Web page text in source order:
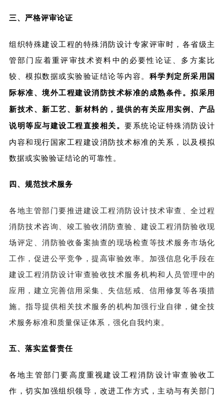
三、严格评审论证
组织特殊建设工程的特殊消防设计专家评审时，各省级主
管部门应着重评审技术资料中的必要性论证、多方案比
较、模拟数据或实验验证结论等内容。 科学判定所采用国
际标准、境外工程建设消防技术标准的成熟条件。拟采用
新技术、新工艺、新材料的，提供的有关应用实例、产品
说明等应与建设工程直接相关。 要系统论证特殊消防设计
内容和现行国家工程建设消防技术标准的关系，以及模拟
数据或实验验证结论的可靠性。
四、规范技术服务
各地主管部门要推进建设工程消防设计技术审查、全过程
消防技术咨询、竣工验收消防查验、建设工程消防验收现
场评定、消防验收备案抽查的现场检查等技术服务市场化
工作，促进公平竞争，提高审验效率。加强信息化手段在
建设工程消防设计审查验收技术服务机构和人员管理中的
应用，建立完善信用采集、失信惩戒、信用修复等各项措
施。指导提供相关技术服务的机构加强行业自律，健全技
术服务标准和质量保证体系，强化自我约束。
五、落实监督责任
各地主管部门要高度重视建设工程消防设计审查验收工
作，切实加强组织领导，改进工作方式，主动与有关部门